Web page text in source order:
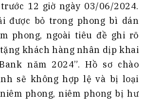
12 giờ ngày 03/06/2024.
được bỏ trong phong bì dán
phong, ngoài tiêu đề ghi rõ
khách hàng nhân dịp khai
năm 2024”. Hồ sơ chào
sẽ không hợp lệ và bị loại
phong, niêm phong bị hư